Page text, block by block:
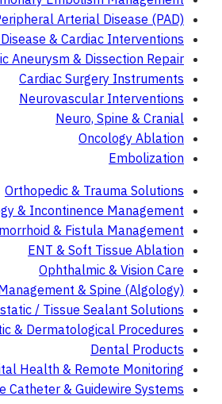
Arterial Disease (PAD)
& Cardiac Interventions
Aneurysm & Dissection Repair
Cardiac Surgery Instruments
Neurovascular Interventions
Neuro, Spine & Cranial
Oncology Ablation
Embolization
Orthopedic & Trauma Solutions
& Incontinence Management
& Fistula Management
ENT & Soft Tissue Ablation
Ophthalmic & Vision Care
& Spine (Algology)
/ Tissue Sealant Solutions
& Dermatological Procedures
Dental Products
Health & Remote Monitoring
Catheter & Guidewire Systems